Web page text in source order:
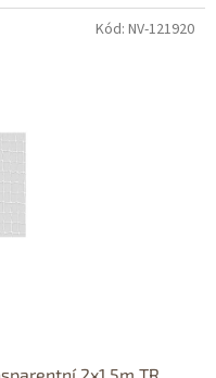
Kód: NV-121920